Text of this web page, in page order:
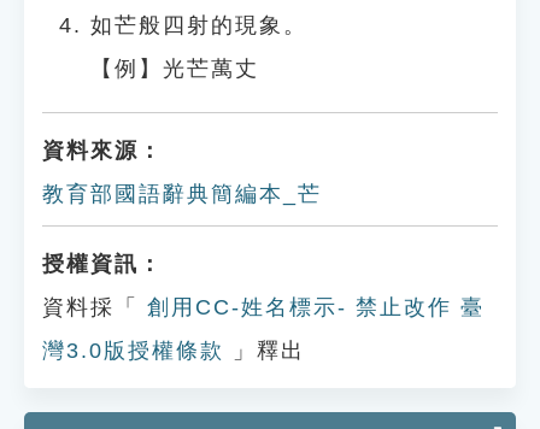
如芒般四射的現象。
【例】光芒萬丈
資料來源：
教育部國語辭典簡編本_芒
授權資訊：
資料採「
創用CC-姓名標示- 禁止改作 臺
灣3.0版授權條款
」釋出